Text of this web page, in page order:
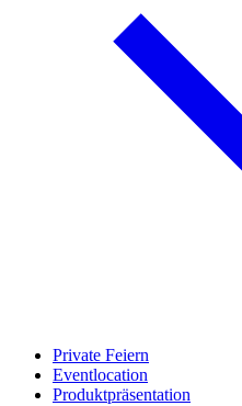
Private Feiern
Eventlocation
Produktpräsentation